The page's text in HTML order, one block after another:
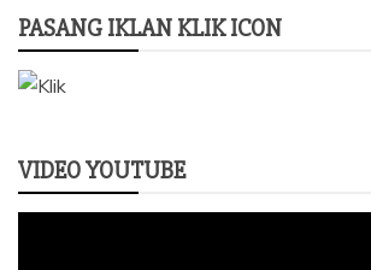
PASANG IKLAN KLIK ICON
VIDEO YOUTUBE